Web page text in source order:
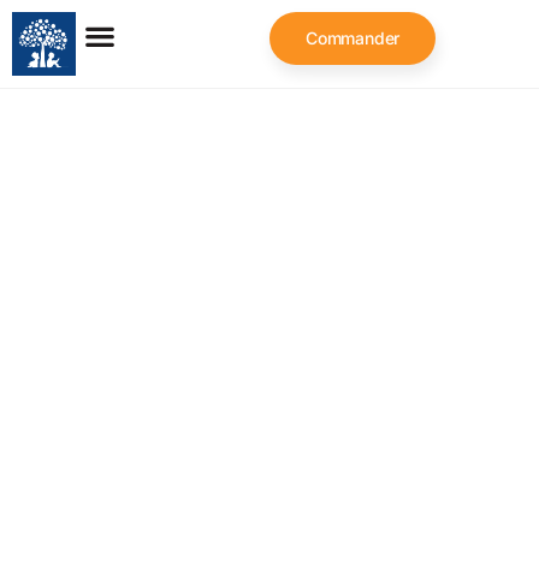
Commander